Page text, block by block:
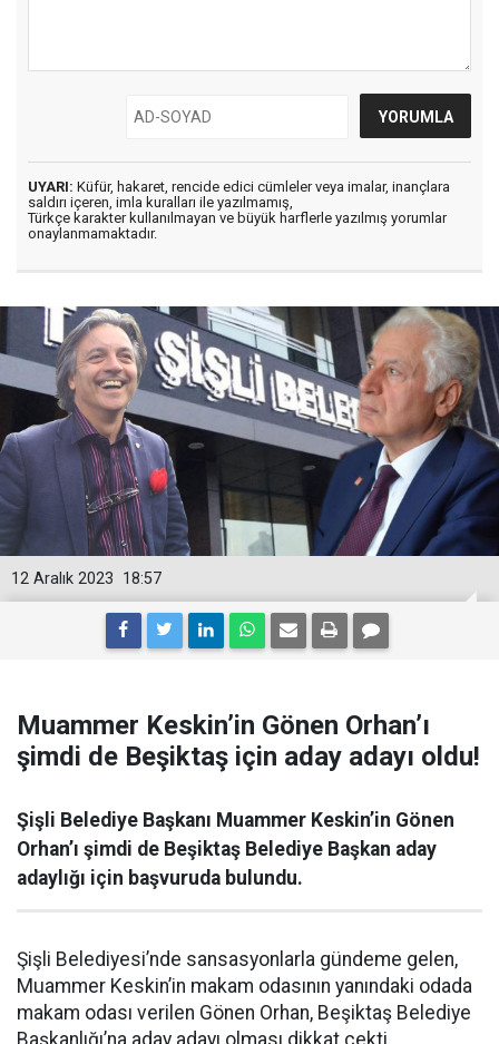
UYARI: Küfür, hakaret, rencide edici cümleler veya imalar, inançlara
saldırı içeren, imla kuralları ile yazılmamış,
Türkçe karakter kullanılmayan ve büyük harflerle yazılmış yorumlar
onaylanmamaktadır.
18:57
12 Aralık 2023
Muammer Keskin’in Gönen Orhan’ı
şimdi de Beşiktaş için aday adayı oldu!
Şişli Belediye Başkanı Muammer Keskin’in Gönen
Orhan’ı şimdi de Beşiktaş Belediye Başkan aday
adaylığı için başvuruda bulundu.
Şişli Belediyesi’nde sansasyonlarla gündeme gelen,
Muammer Keskin’in makam odasının yanındaki odada
makam odası verilen Gönen Orhan, Beşiktaş Belediye
Başkanlığı’na aday adayı olması dikkat çekti.